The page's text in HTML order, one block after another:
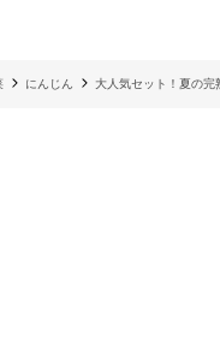
にんじん 大人気セット！夏の